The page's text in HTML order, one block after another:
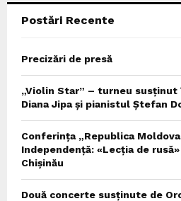
Postări Recente
Precizări de presă
„Violin Star” – turneu susținut
Diana Jipa și pianistul Ștefan
Conferința „Republica
Independență: «Lecția de
Chișinău
Două concerte susținute de